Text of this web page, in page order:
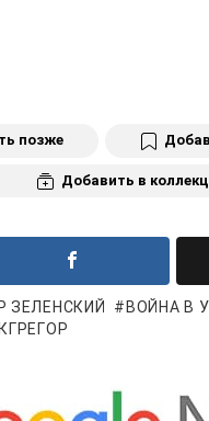
позже
Добавить в
ЗЕЛЕНСКИЙ
ВОЙНА В